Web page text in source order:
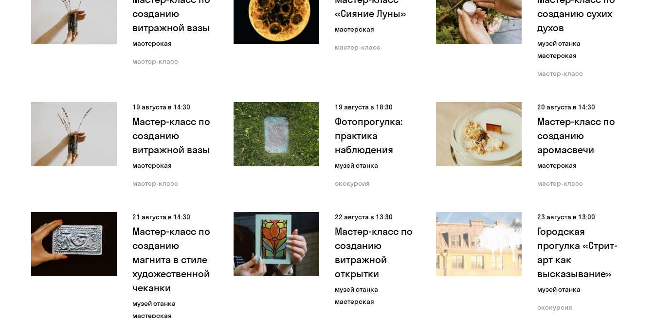
созданию
витражной вазы
мастерская
мастер-класс
«Сияние Луны»
мастерская
мастер-класс
созданию сухих
духов
музей станка
мастерская
мастер-класс
19 августа в 14:30
Мастер-класс по
созданию
витражной вазы
мастерская
мастер-класс
19 августа в 18:30
Фотопрогулка:
практика
наблюдения
музей станка
экскурсия
20 августа в 14:30
Мастер-класс по
созданию
аромасвечи
мастерская
мастер-класс
21 августа в 14:30
Мастер-класс по
созданию
магнита в стиле
художественной
чеканки
музей станка
мастерская
22 августа в 13:30
Мастер-класс по
созданию
витражной
открытки
музей станка
мастерская
23 августа в 13:00
Городская
прогулка «Стрит-
арт как
высказывание»
музей станка
экскурсия